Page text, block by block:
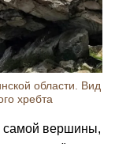
области. Вид
хребта
самой вершины,